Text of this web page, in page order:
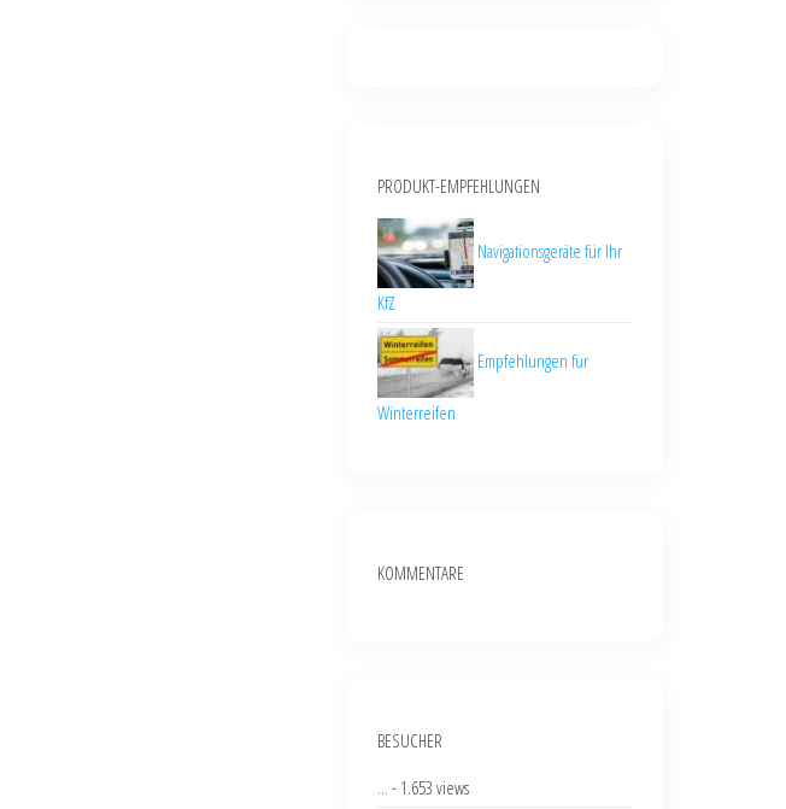
PRODUKT-EMPFEHLUNGEN
Navigationsgeräte für Ihr
KfZ
Empfehlungen für
Winterreifen
KOMMENTARE
BESUCHER
... - 1.653 views